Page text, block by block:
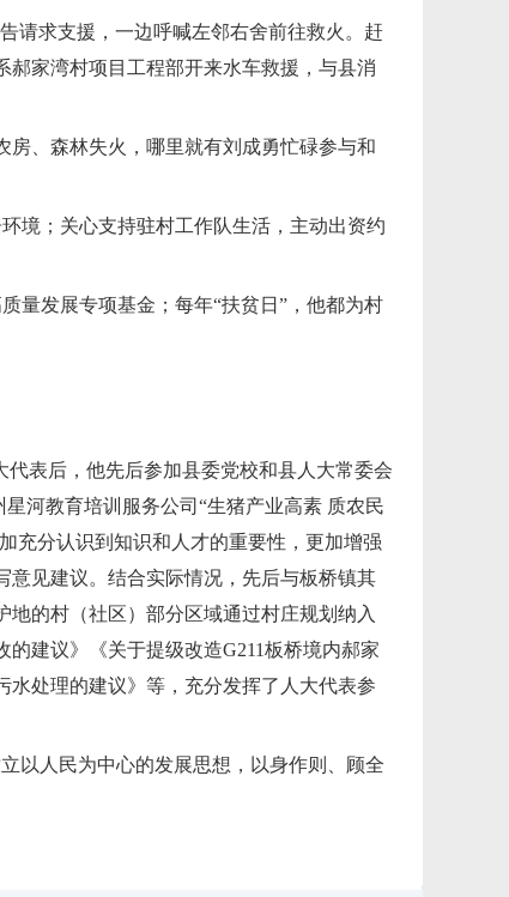
请求支援，一边呼喊左邻右舍前往救火。赶
家湾村项目工程部开来水车救援，与县消
房、森林失火，哪里就有刘成勇忙碌参与和
境；关心支持驻村工作队生活，主动出资约
量发展专项基金；每年“扶贫日”，他都为村
表后，他先后参加县委党校和县人大常委会
河教育培训服务公司“生猪产业高素 质农民
充分认识到知识和人才的重要性，更加增强
意见建议。结合实际情况，先后与板桥镇其
的村（社区）部分区域通过村庄规划纳入
建议》《关于提级改造G211板桥境内郝家
处理的建议》等，充分发挥了人大代表参
以人民为中心的发展思想，以身作则、顾全